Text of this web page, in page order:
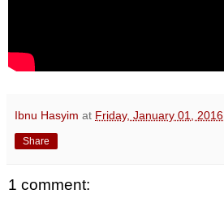
Ibnu Hasyim at Friday, January 01, 2016
Share
1 comment: